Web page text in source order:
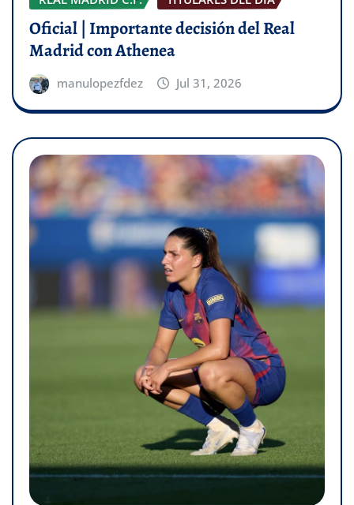
Oficial | Importante decisión del Real
Madrid con Athenea
manulopezfdez Jul 31, 2026